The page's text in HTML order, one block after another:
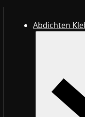
Abdichten